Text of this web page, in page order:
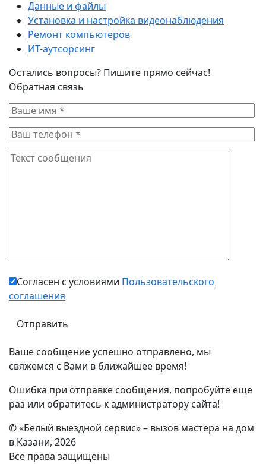
Данные и файлы
Установка и настройка видеонаблюдения
Ремонт компьютеров
ИТ-аутсорсинг
Остались вопросы? Пишите прямо сейчас!
Обратная связь
Согласен с условиями Пользовательского
соглашения
Ваше сообщение успешно отправлено, мы
свяжемся с Вами в ближайшее время!
Ошибка при отправке сообщения, попробуйте еще
раз или обратитесь к администратору сайта!
© «Белый выездной сервис» – вызов мастера на дом
в Казани, 2026
Все права защищены